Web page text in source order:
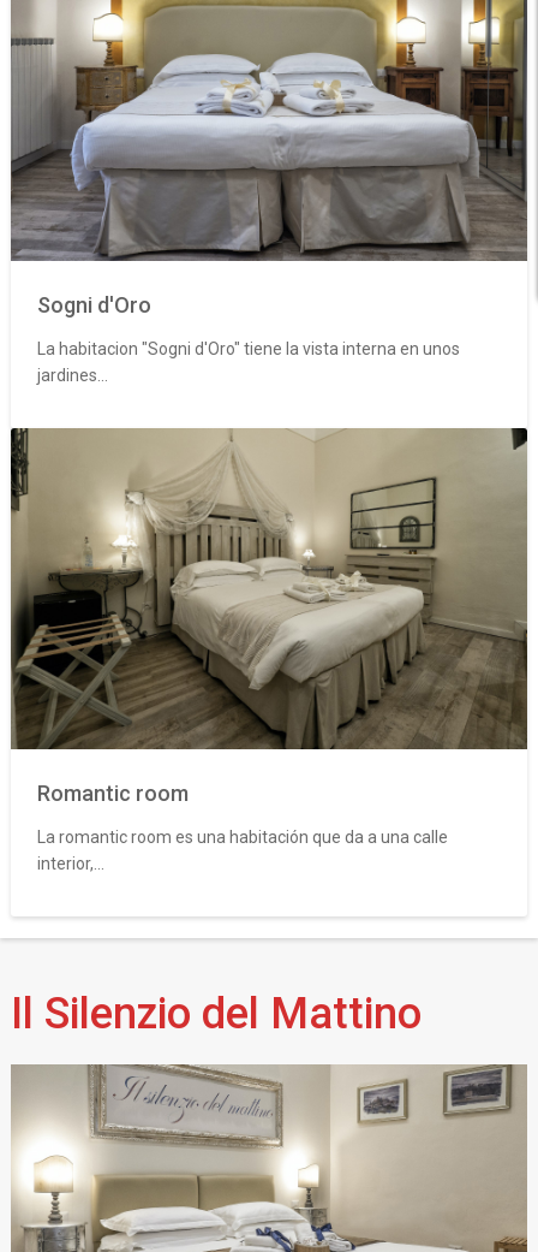
Sogni d'Oro
La habitacion "Sogni d'Oro" tiene la vista interna en unos
jardines...
Romantic room
La romantic room es una habitación que da a una calle
interior,...
Il Silenzio del Mattino